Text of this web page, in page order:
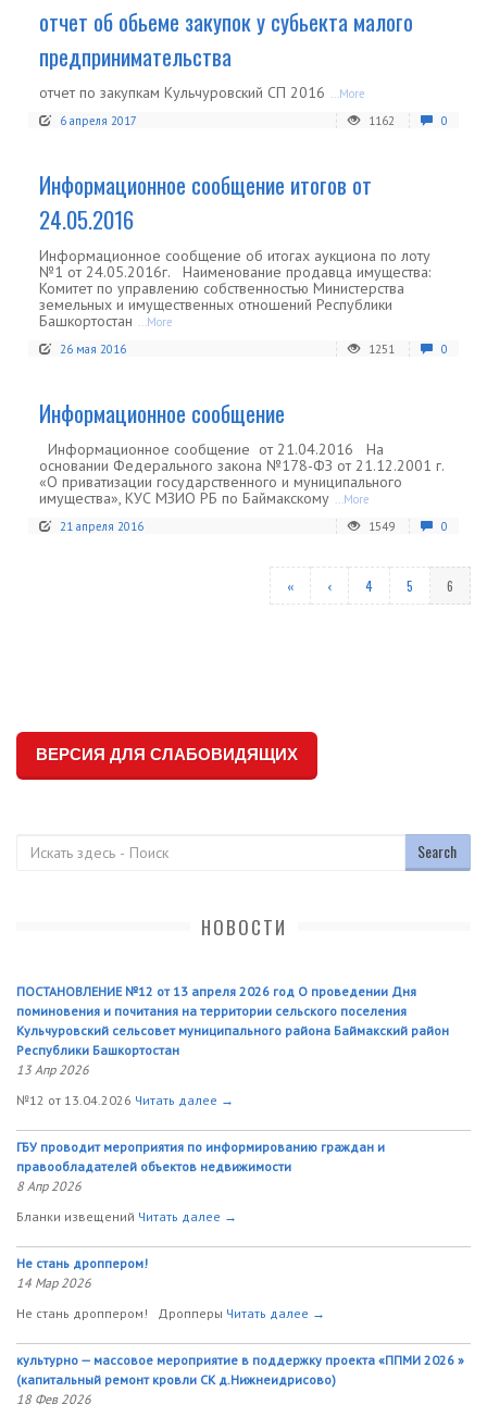
отчет об обьеме закупок у субьекта малого
предпринимательства
отчет по закупкам Кульчуровский СП 2016 ...More
6 апреля 2017
1162 0
Информационное сообщение итогов от
24.05.2016
Информационное сообщение об итогах аукциона по лоту
№1 от 24.05.2016г. Наименование продавца имущества:
Комитет по управлению собственностью Министерства
земельных и имущественных отношений Республики
Башкортостан ...More
26 мая 2016
1251 0
Информационное сообщение
Информационное сообщение от 21.04.2016 На
основании Федерального закона №178-ФЗ от 21.12.2001 г.
«О приватизации государственного и муниципального
имущества», КУС МЗИО РБ по Баймакскому ...More
21 апреля 2016
1549 0
« ‹ 4 5 6
ВЕРСИЯ ДЛЯ СЛАБОВИДЯЩИХ
НОВОСТИ
ПОСТАНОВЛЕНИЕ №12 от 13 апреля 2026 год О проведении Дня
поминовения и почитания на территории сельского поселения
Кульчуровский сельсовет муниципального района Баймакский район
Республики Башкортостан
13 Апр 2026
№12 от 13.04.2026 Читать далее →
ГБУ проводит мероприятия по информированию граждан и
правообладателей объектов недвижимости
8 Апр 2026
Бланки извещений Читать далее →
Не стань дроппером!
14 Мар 2026
Не стань дроппером! Дропперы Читать далее →
культурно — массовое мероприятие в поддержку проекта «ППМИ 2026 »
(капитальный ремонт кровли СК д.Нижнеидрисово)
18 Фев 2026